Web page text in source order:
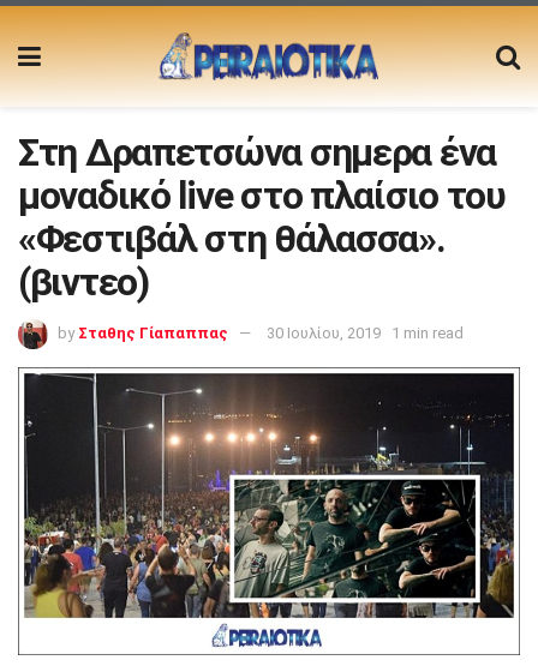
Στη Δραπετσώνα σημερα ένα
μοναδικό live στο πλαίσιο του
«Φεστιβάλ στη θάλασσα».
(βιντεο)
by Σταθης Γίαπαππας 30 Ιουλίου, 2019 1 min read